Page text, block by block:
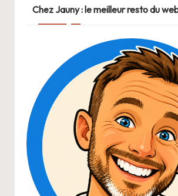
Chez Jauny : le meilleur resto du